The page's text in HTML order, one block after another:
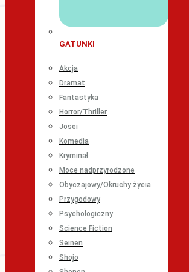
GATUNKI
Akcja
Dramat
Fantastyka
Horror/Thriller
Josei
Komedia
Kryminał
Moce nadprzyrodzone
Obyczajowy/Okruchy życia
Przygodowy
Psychologiczny
Science Fiction
Seinen
Shojo